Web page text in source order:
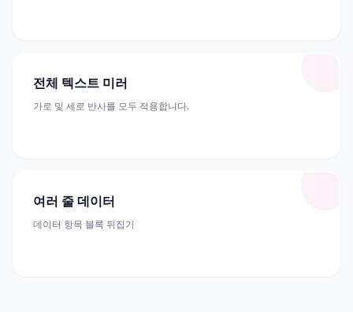
전체 텍스트 미러
가로 및 세로 반사를 모두 적용합니다.
여러 줄 데이터
데이터 항목 블록 뒤집기